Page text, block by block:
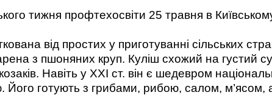
тижня профтехосвіти 25 травня в
від простих у приготуванні сільських
з пшоняних круп. Куліш схожий на густий
Навіть у ХХІ ст. він є шедевром
Його готують з грибами, рибою, салом, м’ясом,